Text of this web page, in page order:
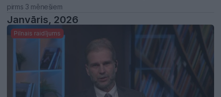
pirms 3 mēnešiem
Janvāris, 2026
Pilnais raidījums